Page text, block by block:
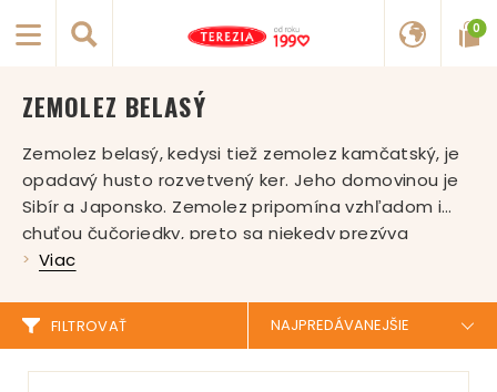
0
ZEMOLEZ BELASÝ
Zemolez belasý, kedysi tiež zemolez kamčatský, je
opadavý husto rozvetvený ker. Jeho domovinou je
Sibír a Japonsko. Zemolez pripomína vzhľadom i
chuťou čučoriedky, preto sa niekedy prezýva
kamčatská čučoriedka. Na Slovensku je stále
v stredných, vyšších a aj vo vysokých horských
oblastiach. Nutrične je veľmi prospešný a radí sa
medzi superpotraviny, preto si našiel miesto aj v
Viac
FILTROVAŤ